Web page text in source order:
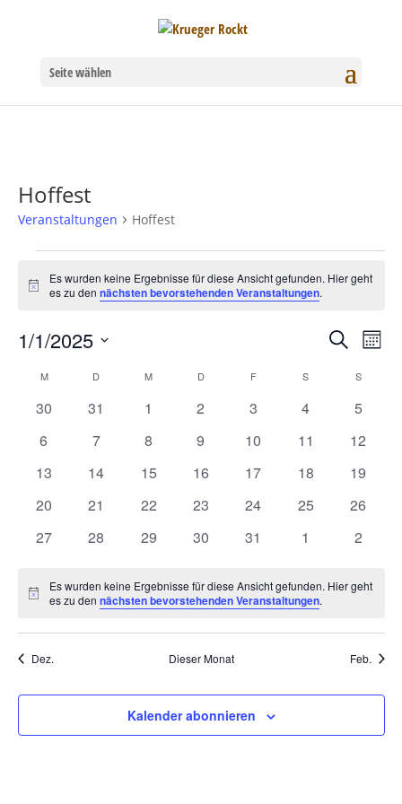
Seite wählen
Hoffest
Veranstaltungen Hoffest
Veranstaltungen
Hinweis
Es wurden keine Ergebnisse für diese Ansicht gefunden. Hier geht
es zu dennächsten bevorstehenden Veranstaltungen.
Suche
und
Suche
1/1/2025
Kalender
von
Veranstaltungen
MMONTAG D DIENSTAGM MITTWOCH
DDONNERSTAG
FFREITAG S SAMSTAGS
0
30
0
31
0
1
0
2
0
3
0
4
0
5
0
6
0
7
0
8
0
9
0
10
0
11
0
12
0
13
0
14
0
15
0
16
0
17
0
18
0
19
0
20
0
21
0
22
0
23
0
24
0
25
0
26
0
27
0
28
0
29
0
30
0
31
0
1
0
2
Hinweis
Es wurden keine Ergebnisse für diese Ansicht gefunden. Hier geht
es zu dennächsten bevorstehenden Veranstaltungen.
Dez. Dieser Monat Feb.
Kalender abonnieren